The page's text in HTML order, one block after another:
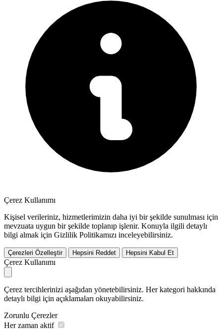
Çerez Kullanımı
Kişisel verileriniz, hizmetlerimizin daha iyi bir şekilde sunulması için
mevzuata uygun bir şekilde toplanıp işlenir. Konuyla ilgili detaylı
bilgi almak için Gizlilik Politikamızı inceleyebilirsiniz.
Çerezleri Özelleştir Hepsini Reddet Hepsini Kabul Et
Çerez Kullanımı
Çerez tercihlerinizi aşağıdan yönetebilirsiniz. Her kategori hakkında
detaylı bilgi için açıklamaları okuyabilirsiniz.
Zorunlu Çerezler
Her zaman aktif